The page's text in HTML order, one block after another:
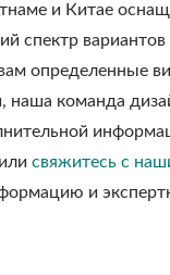
и Китае
спектр
определенные
наша команда
или свяжитесь с
и